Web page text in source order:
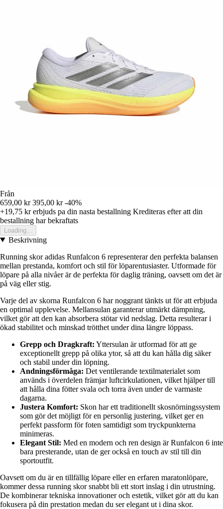
Från
659,00 kr 395,00 kr -40%
+19,75 krerbjuds pa din nasta bestallning Krediteras efter att din
bestallning har bekraftats
Loading...
Beskrivning
Running skor adidas Runfalcon 6 representerar den perfekta balansen
mellan prestanda, komfort och stil för löparentusiaster. Utformade för
löpare på alla nivåer är de perfekta för daglig träning, oavsett om det är
på väg eller stig.
Varje del av skorna Runfalcon 6 har noggrant tänkts ut för att erbjuda
en optimal upplevelse. Mellansulan garanterar utmärkt dämpning,
vilket gör att den kan absorbera stötar vid nedslag. Detta resulterar i
ökad stabilitet och minskad trötthet under dina längre löppass.
Grepp och Dragkraft: Yttersulan är utformad för att ge
exceptionellt grepp på olika ytor, så att du kan hålla dig säker
och stabil under din löpning.
Andningsförmåga: Det ventilerande textilmaterialet som
används i överdelen främjar luftcirkulationen, vilket hjälper till
att hålla dina fötter svala och torra även under de varmaste
dagarna.
Justera Komfort: Skon har ett traditionellt skosnörningssystem
som gör det möjligt för en personlig justering, vilket ger en
perfekt passform för foten samtidigt som tryckpunkterna
minimeras.
Elegant Stil: Med en modern och ren design är Runfalcon 6 inte
bara presterande, utan de ger också en touch av stil till din
sportoutfit.
Oavsett om du är en tillfällig löpare eller en erfaren maratonlöpare,
kommer dessa running skor snabbt bli ett stort inslag i din utrustning.
De kombinerar tekniska innovationer och estetik, vilket gör att du kan
fokusera på din prestation medan du ser elegant ut i dina skor.